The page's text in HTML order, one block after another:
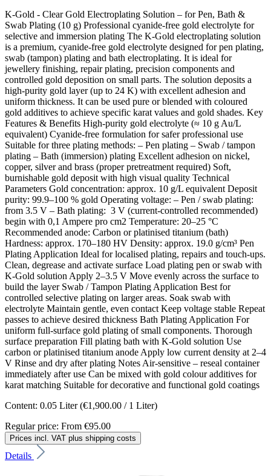
K-Gold - Clear Gold Electroplating Solution – for Pen, Bath &
Swab Plating (10 g) Professional cyanide-free gold electrolyte for
selective and immersion plating The K-Gold electroplating solution
is a premium, cyanide-free gold electrolyte designed for pen plating,
swab (tampon) plating and bath electroplating. It is ideal for
jewellery finishing, repair plating, precision components and
controlled gold deposition on small parts. The solution deposits a
high-purity gold layer (up to 24 K) with excellent adhesion and
uniform thickness. It can be used pure or blended with coloured
gold additives to achieve specific karat values and gold shades. Key
Features & Benefits High-purity gold electrolyte (≈ 10 g Au/L
equivalent) Cyanide-free formulation for safer professional use
Suitable for three plating methods: – Pen plating – Swab / tampon
plating – Bath (immersion) plating Excellent adhesion on nickel,
copper, silver and brass (proper pretreatment required) Soft,
burnishable gold deposit with high visual quality Technical
Parameters Gold concentration: approx. 10 g/L equivalent Deposit
purity: 99.9–100 % gold Operating voltage: – Pen / swab plating:
from 3.5 V – Bath plating: 3 V (current-controlled recommended)
begin with 0,1 Ampere pro cm2 Temperature: 20–25 °C
Recommended anode: Carbon or platinised titanium (bath)
Hardness: approx. 170–180 HV Density: approx. 19.0 g/cm³ Pen
Plating Application Ideal for localised plating, repairs and touch-ups.
Clean, degrease and activate surface Load plating pen or swab with
K-Gold solution Apply 2–3.5 V Move evenly across the surface to
build the layer Swab / Tampon Plating Application Best for
controlled selective plating on larger areas. Soak swab with
electrolyte Maintain gentle, even contact Keep voltage stable Repeat
passes to achieve desired thickness Bath Plating Application For
uniform full-surface gold plating of small components. Thorough
surface preparation Fill plating bath with K-Gold solution Use
carbon or platinised titanium anode Apply low current density at 2–4
V Rinse and dry after plating Notes Air-sensitive – reseal container
immediately after use Can be mixed with gold colour additives for
karat matching Suitable for decorative and functional gold coatings
Content: 0.05 Liter(€1,900.00 / 1 Liter)
Regular price: From €95.00
Prices incl. VAT plus shipping costs
Details